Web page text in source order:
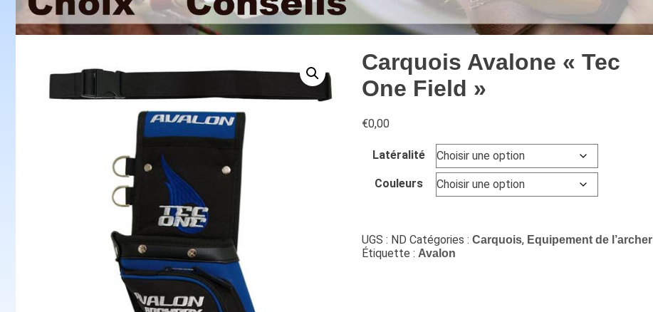
Carquois Avalone « Tec
One Field »
€0,00
Latéralité
Couleurs
UGS : ND Catégories : Carquois, Equipement de l’archer
Étiquette : Avalon